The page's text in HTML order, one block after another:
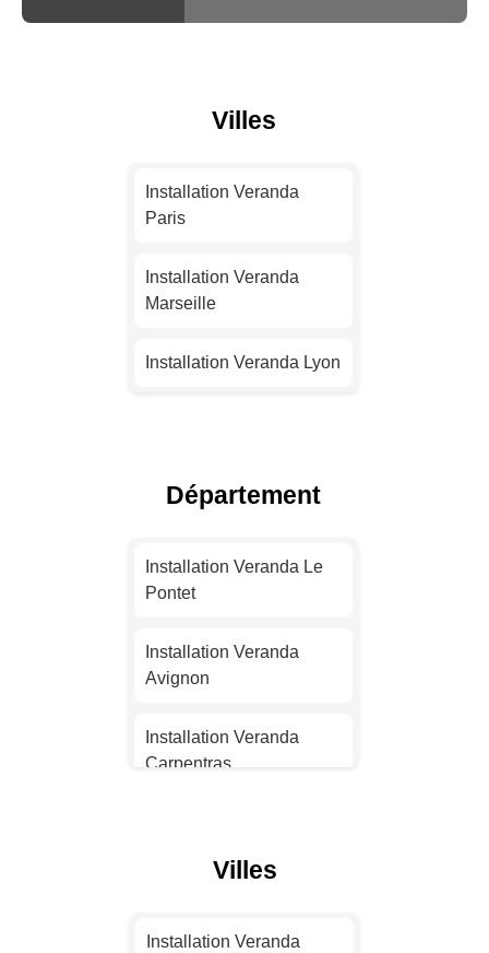
Villes
Installation Veranda
Paris
Installation Veranda
Marseille
Installation Veranda Lyon
Installation Veranda Nice
Installation Veranda
Nantes
Installation Veranda
Strasbourg
Installation Veranda
Montpellier
Département
Installation Veranda Le
Pontet
Installation Veranda
Avignon
Installation Veranda
Carpentras
Installation Veranda
Villes
Installation Veranda